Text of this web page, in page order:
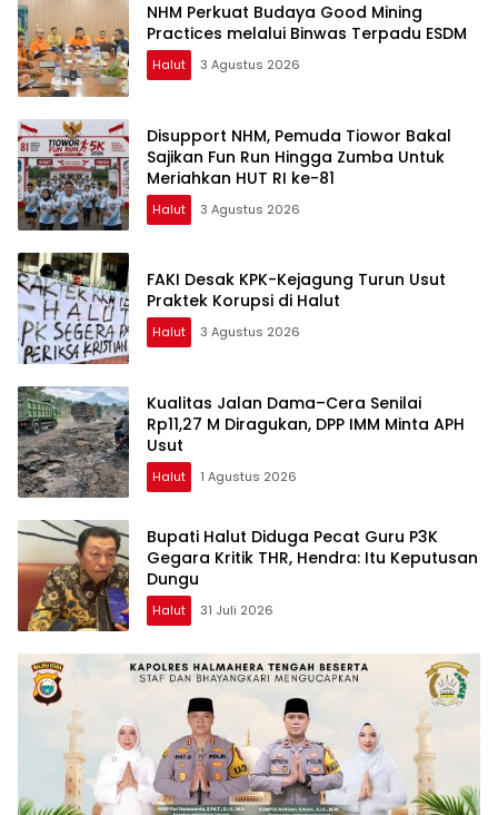
NHM Perkuat Budaya Good Mining
Practices melalui Binwas Terpadu ESDM
Halut 3 Agustus 2026
Disupport NHM, Pemuda Tiowor Bakal
Sajikan Fun Run Hingga Zumba Untuk
Meriahkan HUT RI ke-81
Halut 3 Agustus 2026
FAKI Desak KPK-Kejagung Turun Usut
Praktek Korupsi di Halut
Halut 3 Agustus 2026
Kualitas Jalan Dama–Cera Senilai
Rp11,27 M Diragukan, DPP IMM Minta APH
Usut
Halut 1 Agustus 2026
Bupati Halut Diduga Pecat Guru P3K
Gegara Kritik THR, Hendra: Itu Keputusan
Dungu
Halut 31 Juli 2026